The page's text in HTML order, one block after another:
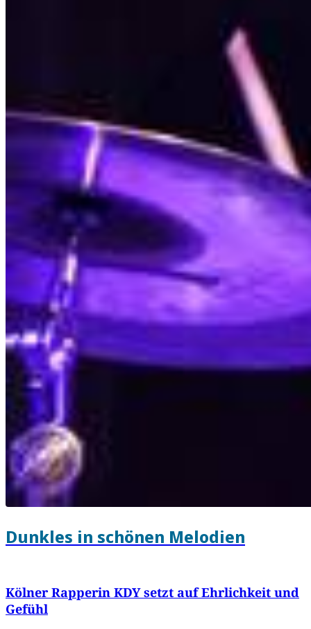
Dunkles in schönen Melodien
Kölner Rapperin KDY setzt auf Ehrlichkeit und
Gefühl